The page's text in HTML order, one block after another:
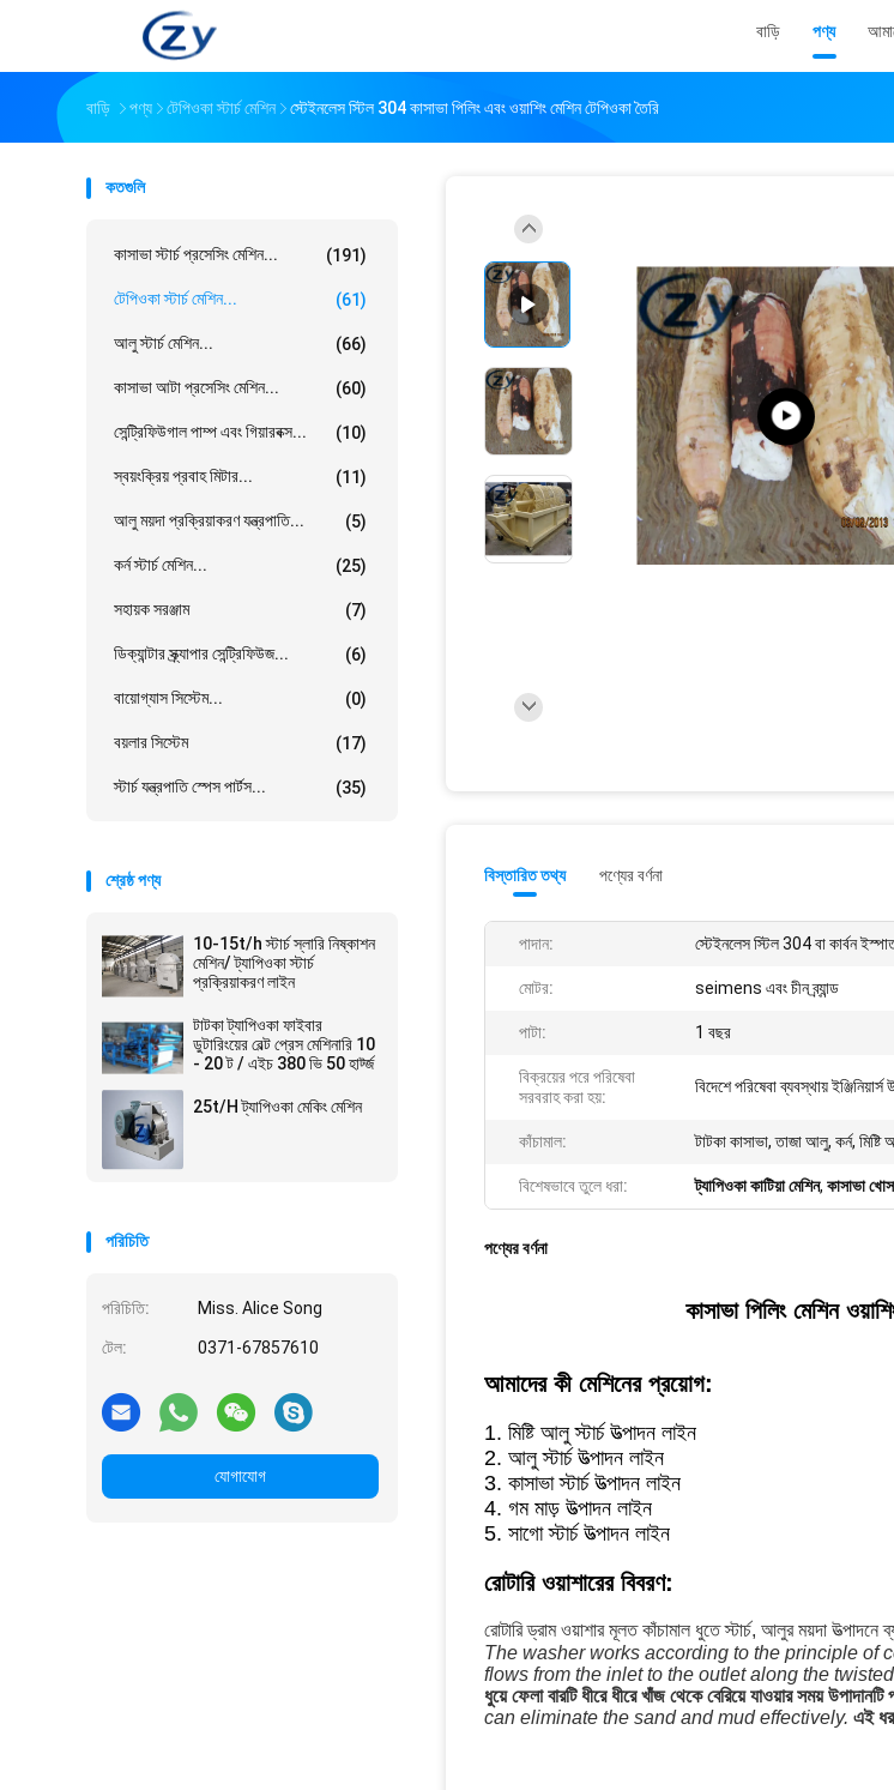
বাড়ি পণ্য
বাড়ি পণ্য টেপিওকা স্টার্চ মেশিন স্টেইনলেস স্টিল 304 কাসাভা পিলিং এবং ওয়াশিং মেশিন টেপিওকা তৈরি
কতগুলি
কাসাভা স্টার্চ প্রসেসিং মেশিন... (191)
টেপিওকা স্টার্চ মেশিন... (61)
আলু স্টার্চ মেশিন... (66)
কাসাভা আটা প্রসেসিং মেশিন... (60)
সেন্ট্রিফিউগাল পাম্প এবং গিয়ারবক্স... (10)
স্বয়ংক্রিয় প্রবাহ মিটার... (11)
আলু ময়দা প্রক্রিয়াকরণ যন্ত্রপাতি... (5)
কর্ন স্টার্চ মেশিন... (25)
সহায়ক সরঞ্জাম (7)
ডিক্যান্টার স্ক্র্যাপার সেন্ট্রিফিউজ... (6)
বায়োগ্যাস সিস্টেম... (0)
বয়লার সিস্টেম (17)
স্টার্চ যন্ত্রপাতি স্পেস পার্টস... (35)
শ্রেষ্ঠ পণ্য
10-15t/h স্টার্চ স্লারি নিষ্কাশন
মেশিন/ ট্যাপিওকা স্টার্চ
প্রক্রিয়াকরণ লাইন
টাটকা ট্যাপিওকা ফাইবার
ডুটারিংয়ের বেল্ট প্রেস মেশিনারি 10
- 20 ট / এইচ 380 ভি 50 হার্ট্জ
25t/H ট্যাপিওকা মেকিং মেশিন
পরিচিতি
পরিচিতি: Miss. Alice Song
টেল: 0371-67857610
যোগাযোগ
বিস্তারিত তথ্য পণ্যের বর্ণনা
পাদান: স্টেইনলেস স্টিল 304 বা কার্বন
মোটর: seimens এবং চীন ব্র্যান্ড
পাটা: 1 বছর
বিক্রয়ের পরে পরিষেবা
সরবরাহ করা হয়:
বিদেশে পরিষেবা ব্যবস্থায়
কাঁচামাল: টাটকা কাসাভা, তাজা আলু, কর্ন, মিষ্টি
বিশেষভাবে তুলে ধরা: ট্যাপিওকা কাটিয়া মেশিন, কাসাভা
পণ্যের বর্ণনা
কাসাভা পিলিং মেশিন
আমাদের কী মেশিনের প্রয়োগ:
1. মিষ্টি আলু স্টার্চ উত্পাদন লাইন
2. আলু স্টার্চ উত্পাদন লাইন
3. কাসাভা স্টার্চ উত্পাদন লাইন
4. গম মাড় উত্পাদন লাইন
5. সাগো স্টার্চ উত্পাদন লাইন
রোটারি ওয়াশারের বিবরণ:
রোটারি ড্রাম ওয়াশার মূলত কাঁচামাল ধুতে স্টার্চ, আলুর ময়দা উত্পাদনে
The washer works according to the principle of
flows from the inlet to the outlet along the
ধুয়ে ফেলা বারটি ধীরে ধীরে খাঁজ থেকে বেরিয়ে যাওয়ার সময়
can eliminate the sand and mud effectively. এই